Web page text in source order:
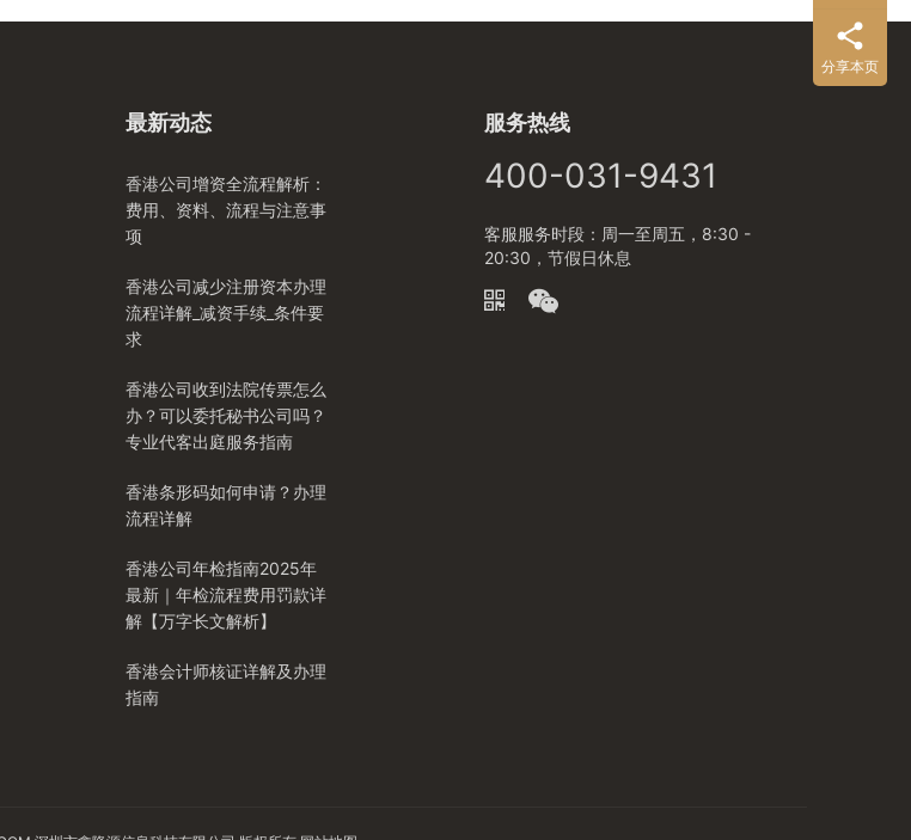
最新动态
香港公司增资全流程解析：
费用、资料、流程与注意事
项
香港公司减少注册资本办理
流程详解_减资手续_条件要
求
香港公司收到法院传票怎么
办？可以委托秘书公司吗？
专业代客出庭服务指南
香港条形码如何申请？办理
流程详解
香港公司年检指南2025年
最新｜年检流程费用罚款详
解【万字长文解析】
香港会计师核证详解及办理
指南
服务热线
400-031-9431
客服服务时段：周一至周五，8:30 -
20:30，节假日休息
分享本页